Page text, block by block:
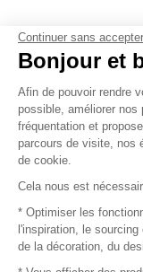
©
Continuer sans accepter
Bonjour et
Afin de pouvoir rendre
possible, améliorer
fréquentation et
parcours de visite, nos
de cookie.
Cela nous est
* Optimiser les
l'inspiration, le
de la décoration, du